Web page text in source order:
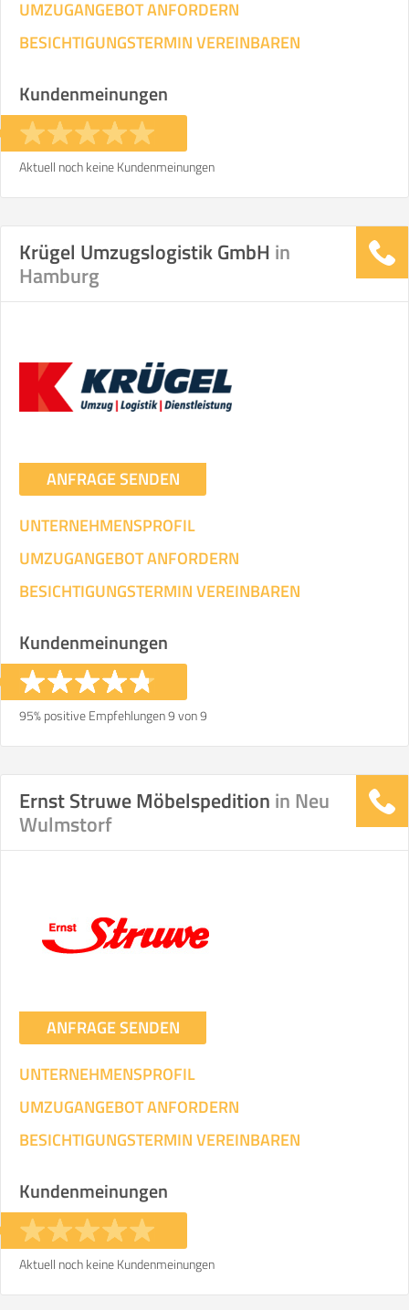
UMZUGANGEBOT ANFORDERN
BESICHTIGUNGSTERMIN VEREINBAREN
Kundenmeinungen
Aktuell noch keine Kundenmeinungen
Krügel Umzugslogistik GmbH in
Hamburg
ANFRAGE SENDEN
UNTERNEHMENSPROFIL
UMZUGANGEBOT ANFORDERN
BESICHTIGUNGSTERMIN VEREINBAREN
Kundenmeinungen
95% positive Empfehlungen 9 von 9
Ernst Struwe Möbelspedition in Neu
Wulmstorf
ANFRAGE SENDEN
UNTERNEHMENSPROFIL
UMZUGANGEBOT ANFORDERN
BESICHTIGUNGSTERMIN VEREINBAREN
Kundenmeinungen
Aktuell noch keine Kundenmeinungen